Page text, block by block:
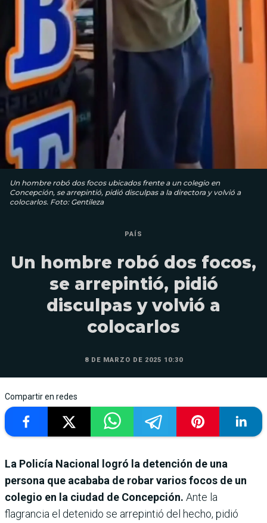
Un hombre robó dos focos ubicados frente a un colegio en
Concepción, se arrepintió, pidió disculpas a la directora y volvió a
colocarlos. Foto: Gentileza
PAÍS
Un hombre robó dos focos,
se arrepintió, pidió
disculpas y volvió a
colocarlos
8 DE MARZO DE 2025 10:30
Compartir en redes
La Policía Nacional logró la detención de una
persona que acababa de robar varios focos de un
colegio en la ciudad de Concepción. Ante la
flagrancia el detenido se arrepintió del hecho, pidió